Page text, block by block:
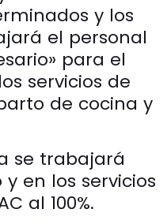
y los
el personal
para el
servicios de
de cocina y
se trabajará
en los servicios
al 100%.